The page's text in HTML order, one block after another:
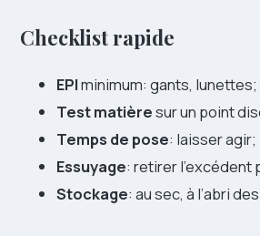
Checklist rapide
EPIminimum: gants,
Test matièresur un point
Temps de pose: laisser
Essuyage: retirer l’excédent
Stockage: au sec, à l’abri